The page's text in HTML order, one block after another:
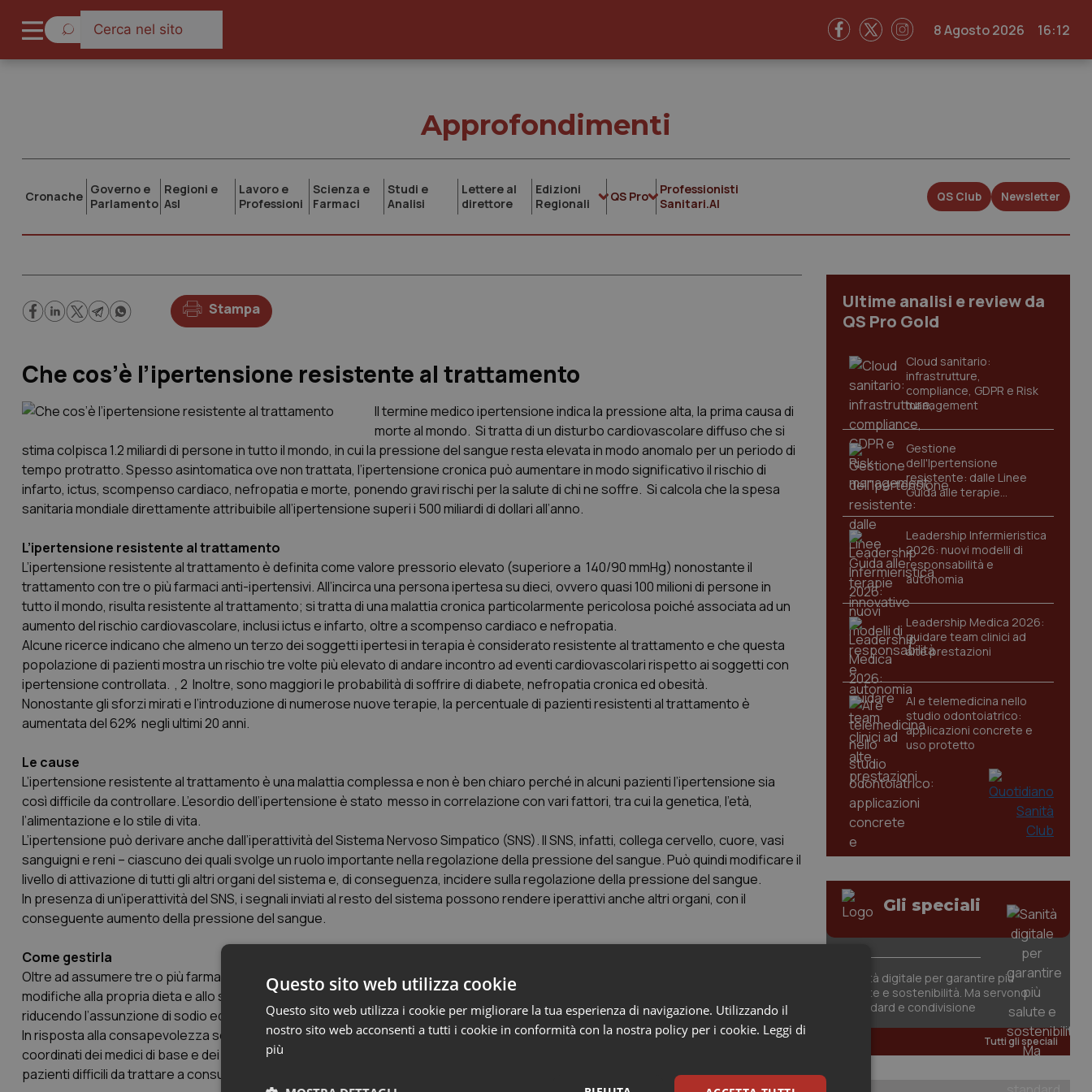
8 Agosto 2026 16:12
Approfondimenti
Cronache Governo e
Parlamento
Regioni e
Asl
Lavoro e
Professioni
Scienza e
Farmaci
Studi e
Analisi
Lettere al
direttore
Edizioni
Regionali
QS Pro
Professionisti
Sanitari.AI
QS Club Newsletter
Stampa
Che cos’è l’ipertensione resistente al trattamento
Il termine medico ipertensione indica la pressione alta, la prima causa di
morte al mondo. Si tratta di un disturbo cardiovascolare diffuso che si
stima colpisca 1.2 miliardi di persone in tutto il mondo, in cui la pressione del sangue resta elevata in modo anomalo per un periodo di
tempo protratto. Spesso asintomatica ove non trattata, l’ipertensione cronica può aumentare in modo significativo il rischio di
infarto, ictus, scompenso cardiaco, nefropatia e morte, ponendo gravi rischi per la salute di chi ne soffre. Si calcola che la spesa
sanitaria mondiale direttamente attribuibile all’ipertensione superi i 500 miliardi di dollari all’anno.
L’ipertensione resistente al trattamento
L’ipertensione resistente al trattamento è definita come valore pressorio elevato (superiore a 140/90 mmHg) nonostante il
trattamento con tre o più farmaci anti-ipertensivi. All’incirca una persona ipertesa su dieci, ovvero quasi 100 milioni di persone in
tutto il mondo, risulta resistente al trattamento; si tratta di una malattia cronica particolarmente pericolosa poiché associata ad un
aumento del rischio cardiovascolare, inclusi ictus e infarto, oltre a scompenso cardiaco e nefropatia.
Alcune ricerce indicano che almeno un terzo dei soggetti ipertesi in terapia è considerato resistente al trattamento e che questa
popolazione di pazienti mostra un rischio tre volte più elevato di andare incontro ad eventi cardiovascolari rispetto ai soggetti con
ipertensione controllata. , 2 Inoltre, sono maggiori le probabilità di soffrire di diabete, nefropatia cronica ed obesità.
Nonostante gli sforzi mirati e l’introduzione di numerose nuove terapie, la percentuale di pazienti resistenti al trattamento è
aumentata del 62% negli ultimi 20 anni.
Le cause
L’ipertensione resistente al trattamento è una malattia complessa e non è ben chiaro perché in alcuni pazienti l’ipertensione sia
così difficile da controllare. L’esordio dell’ipertensione è stato messo in correlazione con vari fattori, tra cui la genetica, l’età,
l’alimentazione e lo stile di vita.
L’ipertensione può derivare anche dall’iperattività del Sistema Nervoso Simpatico (SNS). Il SNS, infatti, collega cervello, cuore, vasi
sanguigni e reni – ciascuno dei quali svolge un ruolo importante nella regolazione della pressione del sangue. Può quindi modificare il
livello di attivazione di tutti gli altri organi del sistema e, di conseguenza, incidere sulla regolazione della pressione del sangue.
In presenza di un’iperattività del SNS, i segnali inviati al resto del sistema possono rendere iperattivi anche altri organi, con il
conseguente aumento della pressione del sangue.
Come gestirla
Oltre ad assumere tre o più farmaci, ai pazienti con ipertensione resistente al trattamento è vivamente consigliato di apportare
modifiche alla propria dieta e allo stile di vita, secondo le istruzioni del medico, ad esempio perdendo peso, facendo esercizio,
riducendo l’assunzione di sodio ed aumentando l’assunzione di potassio.
In risposta alla consapevolezza sempre più condivisa che l’ ipertensione resistente al trattamento spesso necessiti degli sforzi
coordinati dei medici di base e dei medici specializzati nella gestione dell’ipertensione, gli esperti invitano questa popolazione di
pazienti difficili da trattare a consultare uno specialista nel campo dell’ipertensione.
Ultime analisi e review da
QS Pro Gold
Cloud sanitario:
infrastrutture,
compliance, GDPR e Risk
management
Gestione
dell'Ipertensione
resistente: dalle Linee
Guida alle terapie
innovative
Leadership Infermieristica
2026: nuovi modelli di
responsabilità e
autonomia
Leadership Medica 2026:
guidare team clinici ad
alte prestazioni
AI e telemedicina nello
studio odontoiatrico:
applicazioni concrete e
uso protetto
Gli speciali
Sanità digitale per garantire più
salute e sostenibilità. Ma servono
standard e condivisione
Tutti gli speciali
Questo sito web utilizza cookie
Questo sito web utilizza i cookie per migliorare la tua esperienza di navigazione. Utilizzando il
nostro sito web acconsenti a tutti i cookie in conformità con la nostra policy per i cookie. Leggi di
più